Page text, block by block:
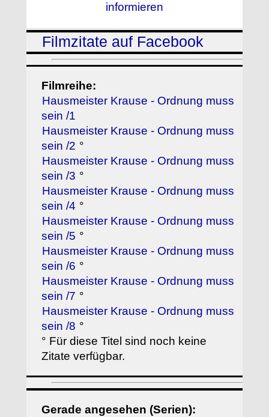
informieren
Filmzitate auf Facebook
Filmreihe:
Hausmeister Krause - Ordnung muss
sein /1
Hausmeister Krause - Ordnung muss
sein /2 °
Hausmeister Krause - Ordnung muss
sein /3 °
Hausmeister Krause - Ordnung muss
sein /4 °
Hausmeister Krause - Ordnung muss
sein /5 °
Hausmeister Krause - Ordnung muss
sein /6 °
Hausmeister Krause - Ordnung muss
sein /7 °
Hausmeister Krause - Ordnung muss
sein /8 °
° Für diese Titel sind noch keine
Zitate verfügbar.
Gerade angesehen (Serien):